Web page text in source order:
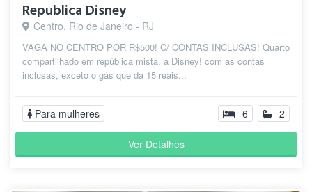
Republica Disney
Centro, Rio de Janeiro - RJ
VAGA NO CENTRO POR R$500! C/ CONTAS INCLUSAS! Quarto
compartilhado em república mista, a Disney! com as contas
inclusas, exceto o gás que da 15 reais...
Para mulheres 6 2
Ver Detalhes